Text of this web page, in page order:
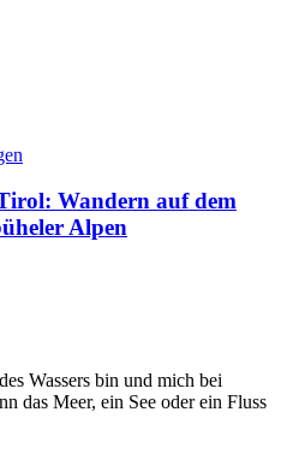
Wandern auf dem
Alpen
Wassers bin und mich bei
das Meer, ein See oder ein Fluss